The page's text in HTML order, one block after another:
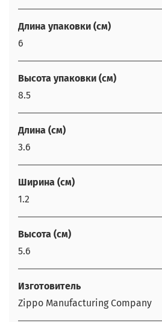
Длина упаковки (см)
6
Высота упаковки (см)
8.5
Длина (см)
3.6
Ширина (см)
1.2
Высота (см)
5.6
Изготовитель
Zippo Manufacturing Company